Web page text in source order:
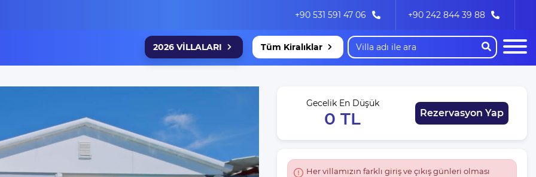
+90 242 844 39 88
+90 531 591 47 06
2026 VİLLALARI Tüm Kiralıklar
Gecelik En Düşük
0 TL Rezervasyon Yap
Her villamızın farklı giriş ve çıkış günleri olması